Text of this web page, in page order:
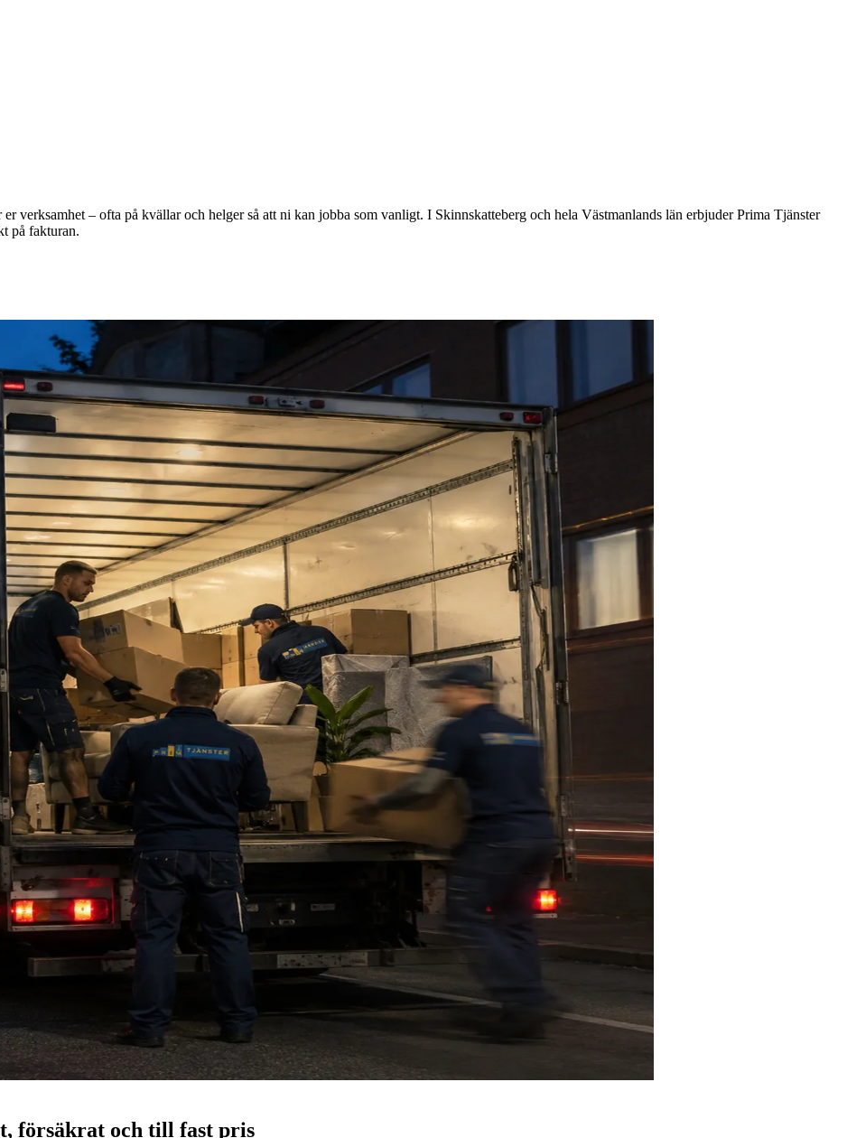
verksamhet – ofta på kvällar och helger så att ni kan jobba som vanligt. I Skinnskatteberg och hela Västmanlands län erbjuder Prima Tjänster
på fakturan.
försäkrat och till fast pris